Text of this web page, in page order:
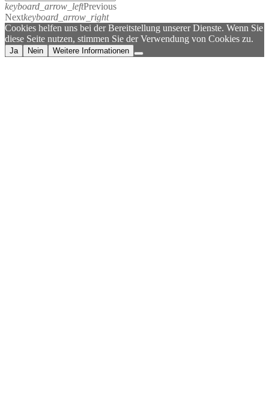
keyboard_arrow_leftPrevious
Nextkeyboard_arrow_right
Cookies helfen uns bei der Bereitstellung unserer Dienste. Wenn Sie
diese Seite nutzen, stimmen Sie der Verwendung von Cookies zu.
Ja Nein Weitere Informationen